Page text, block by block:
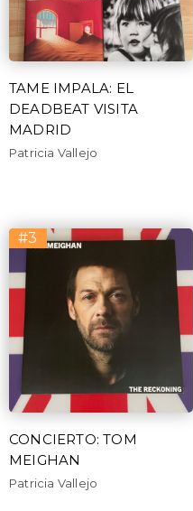
TAME IMPALA: EL
DEADBEAT VISITA
MADRID
Patricia Vallejo
#3
CONCIERTO: TOM
MEIGHAN
Patricia Vallejo